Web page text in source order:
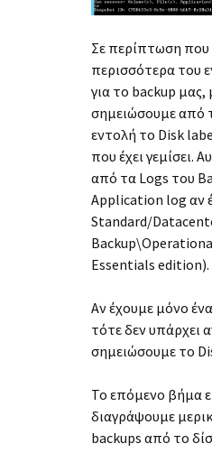
Σε περίπτωση που
περισσότερα του
για το backup
σημειώσουμε από
εντολή το Disk
που έχει γεμίσει.
από τα Logs του
Application log αν
Standard/
Essentials edition).
Αν έχουμε μόνο
τότε δεν υπάρχει
σημειώσουμε το
Το επόμενο βήμα
διαγράψουμε
backups από το